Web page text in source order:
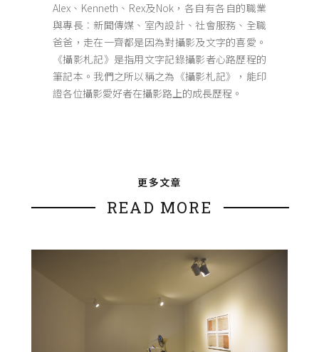
Alex、Kenneth、Rex及Nok，各自有各自的職業
與專長︰新聞傳媒、室內設計、社會服務、全職
爸爸，走在一齊都是因為對攝影及文字的喜愛。
《攝影札記》是指用文字記錄攝影者心路歷程的
筆記本。我們之所以稱之為《攝影札記》，能印
證各位攝影愛好者在攝影路上的成長歷程。
更多文章
READ MORE